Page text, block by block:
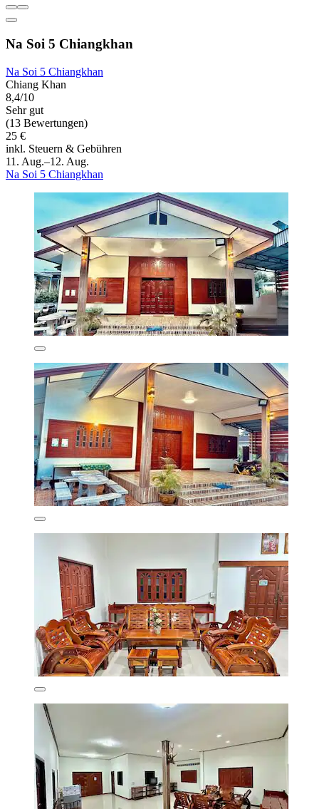
Na Soi 5 Chiangkhan
Na Soi 5 Chiangkhan
Chiang Khan
8,4/10
Sehr gut
(13 Bewertungen)
25 €
inkl. Steuern & Gebühren
11. Aug.–12. Aug.
Na Soi 5 Chiangkhan